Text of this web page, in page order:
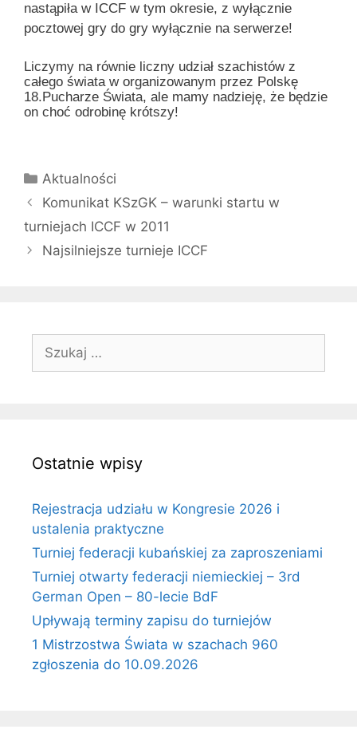
nastąpiła w ICCF w tym okresie, z wyłącznie
pocztowej gry do gry wyłącznie na serwerze!
Liczymy na równie liczny udział szachistów z
całego świata w organizowanym przez Polskę
18.Pucharze Świata, ale mamy nadzieję, że będzie
on choć odrobinę krótszy!
Kategorie
Aktualności
Komunikat KSzGK – warunki startu w
turniejach ICCF w 2011
Najsilniejsze turnieje ICCF
Szukaj:
Ostatnie wpisy
Rejestracja udziału w Kongresie 2026 i
ustalenia praktyczne
Turniej federacji kubańskiej za zaproszeniami
Turniej otwarty federacji niemieckiej – 3rd
German Open – 80-lecie BdF
Upływają terminy zapisu do turniejów
1 Mistrzostwa Świata w szachach 960
zgłoszenia do 10.09.2026